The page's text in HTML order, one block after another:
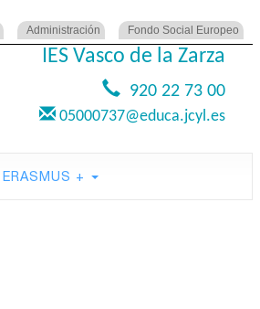
Administración Fondo Social Europeo
IES Vasco de la Zarza
920 22 73 00
05000737@educa.jcyl.es
ERASMUS +